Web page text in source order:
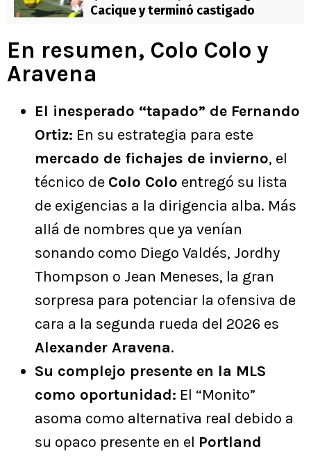
Cacique y terminó castigado
En resumen, Colo Colo y
Aravena
El inesperado “tapado” de Fernando
Ortiz: En su estrategia para este
mercado de fichajes de invierno, el
técnico de Colo Colo entregó su lista
de exigencias a la dirigencia alba. Más
allá de nombres que ya venían
sonando como Diego Valdés, Jordhy
Thompson o Jean Meneses, la gran
sorpresa para potenciar la ofensiva de
cara a la segunda rueda del 2026 es
Alexander Aravena.
Su complejo presente en la MLS
como oportunidad: El “Monito”
asoma como alternativa real debido a
su opaco presente en el Portland